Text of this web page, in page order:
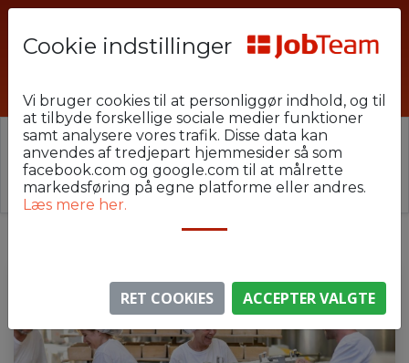
⚠️ Denne jobannonce er udløbet.
Stillingen er ikke længere aktiv, men du kan
lignende annoncer her.
Cookie indstillinger
Vi bruger cookies til at personliggør indhold, og til
at tilbyde forskellige sociale medier funktioner
samt analysere vores trafik. Disse data kan
anvendes af tredjepart hjemmesider så som
facebook.com og google.com til at målrette
markedsføring på egne platforme eller andres.
Læs mere her.
RET COOKIES ACCEPTER VALGTE